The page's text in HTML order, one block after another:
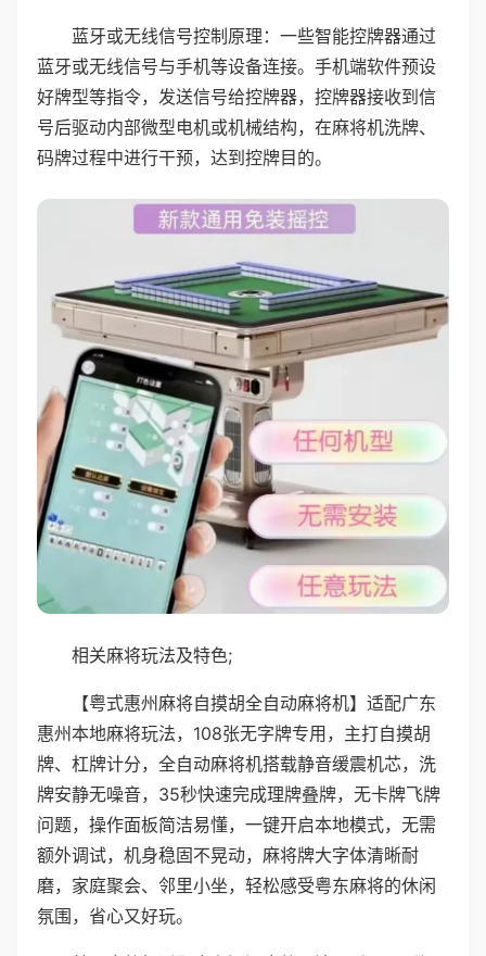
蓝牙或无线信号控制原理：一些智能控牌器通过
蓝牙或无线信号与手机等设备连接。手机端软件预设
好牌型等指令，发送信号给控牌器，控牌器接收到信
号后驱动内部微型电机或机械结构，在麻将机洗牌、
码牌过程中进行干预，达到控牌目的。
相关麻将玩法及特色;
【粤式惠州麻将自摸胡全自动麻将机】适配广东
惠州本地麻将玩法，108张无字牌专用，主打自摸胡
牌、杠牌计分，全自动麻将机搭载静音缓震机芯，洗
牌安静无噪音，35秒快速完成理牌叠牌，无卡牌飞牌
问题，操作面板简洁易懂，一键开启本地模式，无需
额外调试，机身稳固不晃动，麻将牌大字体清晰耐
磨，家庭聚会、邻里小坐，轻松感受粤东麻将的休闲
氛围，省心又好玩。